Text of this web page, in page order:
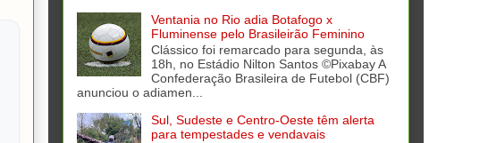
Ventania no Rio adia Botafogo x
Fluminense pelo Brasileirão Feminino
Clássico foi remarcado para segunda, às
18h, no Estádio Nilton Santos ©Pixabay A
Confederação Brasileira de Futebol (CBF)
anunciou o adiamen...
Sul, Sudeste e Centro-Oeste têm alerta
para tempestades e vendavais